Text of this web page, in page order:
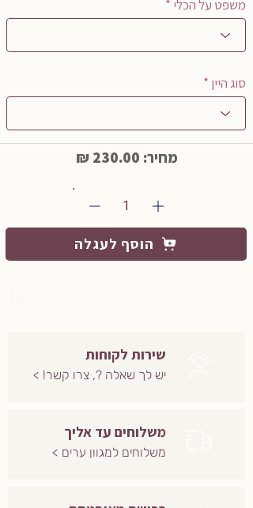
משפט על הכלי *
סוג היין *
מחיר: 230.00 ₪
1
הוסף לעגלה
שירות לקוחות
יש לך שאלה ?, צרו קשר! >
משלוחים עד אליך
משלוחים למגוון ערים >